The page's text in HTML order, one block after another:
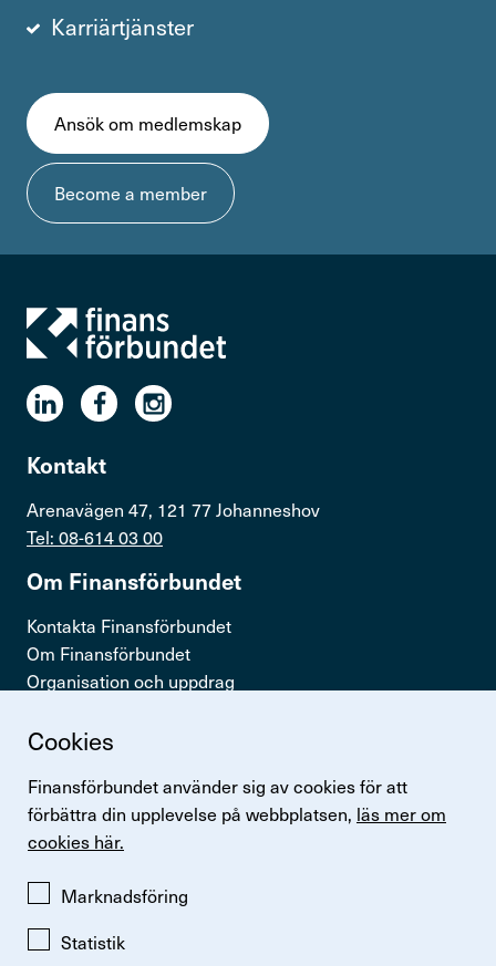
Cookies
Finansförbundet använder sig av cookies för att
förbättra din upplevelse på webbplatsen, läs mer om
cookies här.
Marknadsföring
Statistik
Karriärtjänster
Ansök om medlemskap
Become a member
Kontakt
Arenavägen 47, 121 77 Johanneshov
Tel: 08-614 03 00
Om Finans­för­bundet
Kontakta Finansförbundet
Om Finansförbundet
Organisation och uppdrag
Snabb­länkar
Logga in
Lönestatistik
Finansförbundets kollektivavtal
Perspektiv